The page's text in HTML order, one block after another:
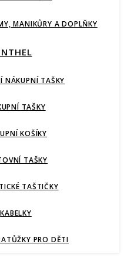
MANIKŮRY A DOPLŇKY
NÁKUPNÍ TAŠKY
TAŠKY
KOŠÍKY
TAŠKY
TAŠTIČKY
KABELKY
PRO DĚTI